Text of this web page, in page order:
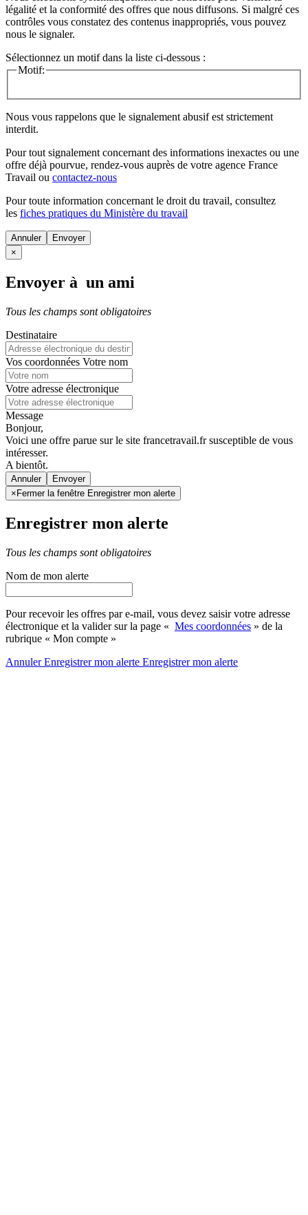
légalité et la conformité des offres que nous diffusons. Si malgré ces
contrôles vous constatez des contenus inappropriés, vous pouvez
nous le signaler.
Sélectionnez un motif dans la liste ci-dessous :
Motif:
Nous vous rappelons que le signalement abusif est strictement
interdit.
Pour tout signalement concernant des informations inexactes ou une
offre déjà pourvue, rendez-vous auprès de votre agence France
Travail ou contactez-nous
Pour toute information concernant le droit du travail, consultez
les fiches pratiques du Ministère du travail
Annuler
×
Envoyer à un ami
Tous les champs sont obligatoires
Destinataire
Vos coordonnées Votre nom
Votre adresse électronique
Message
Bonjour,
Voici une offre parue sur le site francetravail.fr susceptible de vous
intéresser.
A bientôt.
Annuler
× Fermer la fenêtre Enregistrer mon alerte
Enregistrer mon alerte
Tous les champs sont obligatoires
Nom de mon alerte
Pour recevoir les offres par e-mail, vous devez saisir votre adresse
électronique et la valider sur la page « Mes coordonnées » de la
rubrique « Mon compte »
AnnulerEnregistrer mon alerte Enregistrermon alerte